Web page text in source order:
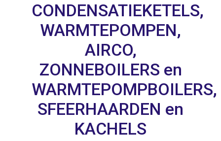
CONDENSATIEKETELS,
WARMTEPOMPEN,
AIRCO,
ZONNEBOILERS en
WARMTEPOMPBOILERS,
SFEERHAARDEN en
KACHELS